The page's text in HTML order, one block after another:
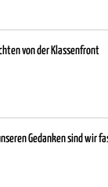
von der Klassenfront
Gedanken sind wir